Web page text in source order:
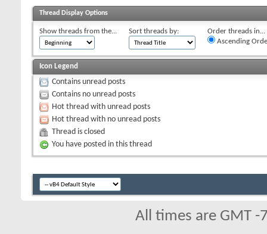
Thread Display Options
Show threads from the... Sort threads by:
Order threads in...
Ascending
Icon Legend
Contains unread posts
Contains no unread posts
Hot thread with unread posts
Hot thread with no unread posts
Thread is closed
You have posted in this thread
All times are GMT